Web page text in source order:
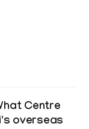
Centre
overseas